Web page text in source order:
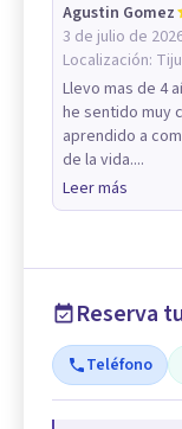
Agustin Gomez
3 de julio de
Localización:
Llevo mas de 4
he sentido muy
aprendido a
de la vida....
Leer más
Reserva
Teléfono